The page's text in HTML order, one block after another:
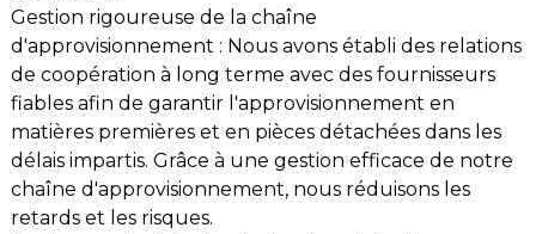
Gestion rigoureuse de la chaîne
d'approvisionnement : Nous avons établi des relations
de coopération à long terme avec des fournisseurs
fiables afin de garantir l'approvisionnement en
matières premières et en pièces détachées dans les
délais impartis. Grâce à une gestion efficace de notre
chaîne d'approvisionnement, nous réduisons les
retards et les risques.